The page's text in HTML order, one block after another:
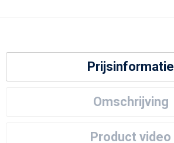
Prijsinformatie
Omschrijving
Product video